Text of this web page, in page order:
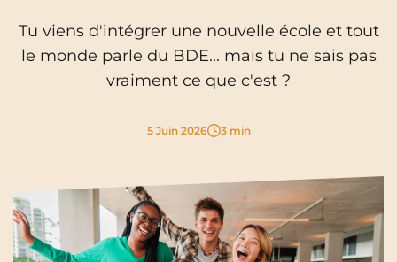
Cergy-Pontoise Clermont-Ferrand
NEW! Dijon
Limoges
Lomme Lyon
Marseille Montpellier
FR
FacebookYouTubeLinkedIn
Tu viens d'intégrer une nouvelle école et tout
le monde parle du BDE... mais tu ne sais pas
vraiment ce que c'est ?
5 Juin 2026 3 min